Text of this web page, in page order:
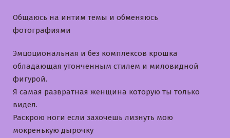
Общаюсь на интим темы и обменяюсь
фотографиями
Эмцоциональная и без комплексов крошка
обладающая утонченным стилем и миловидной
фигурой.
Я самая развратная женщина которую ты только
видел.
Раскрою ноги если захочешь лизнуть мою
мокренькую дырочку